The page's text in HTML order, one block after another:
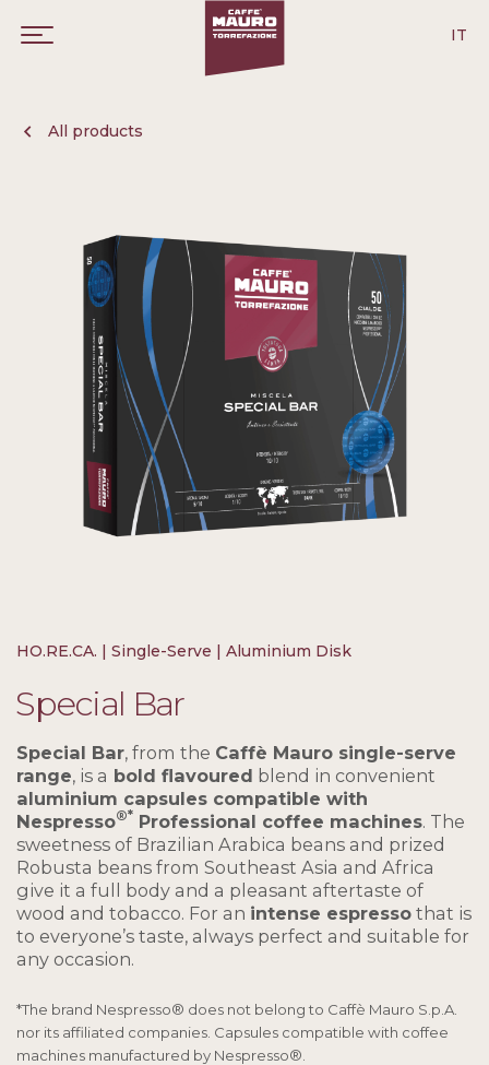
IT
All products
HO.RE.CA. | Single-Serve | Aluminium Disk
Special Bar
Special Bar, from the Caffè Mauro single-serve
range, is a bold flavoured blend in convenient
aluminium capsules compatible with
Nespresso®* Professional coffee machines. The
sweetness of Brazilian Arabica beans and prized
Robusta beans from Southeast Asia and Africa
give it a full body and a pleasant aftertaste of
wood and tobacco. For an intense espresso that is
to everyone’s taste, always perfect and suitable for
any occasion.
*The brand Nespresso® does not belong to Caffè Mauro S.p.A.
nor its affiliated companies. Capsules compatible with coffee
machines manufactured by Nespresso®.